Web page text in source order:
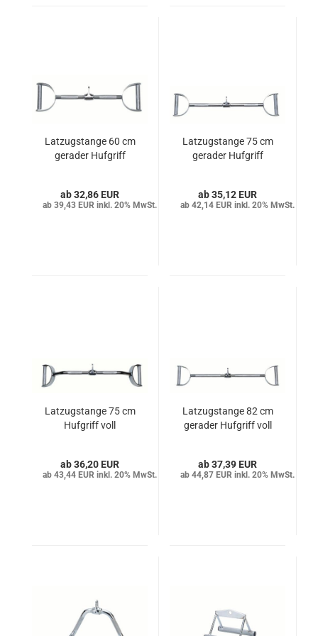
Latzugstange 60 cm
gerader Hufgriff
32,86 EUR
39,43 EUR inkl. 20% MwSt.
Latzugstange 75 cm
gerader Hufgriff
35,12 EUR
42,14 EUR inkl. 20% MwSt.
Latzugstange 75 cm
Hufgriff voll
36,20 EUR
43,44 EUR inkl. 20% MwSt.
Latzugstange 82 cm
gerader Hufgriff voll
37,39 EUR
44,87 EUR inkl. 20% MwSt.